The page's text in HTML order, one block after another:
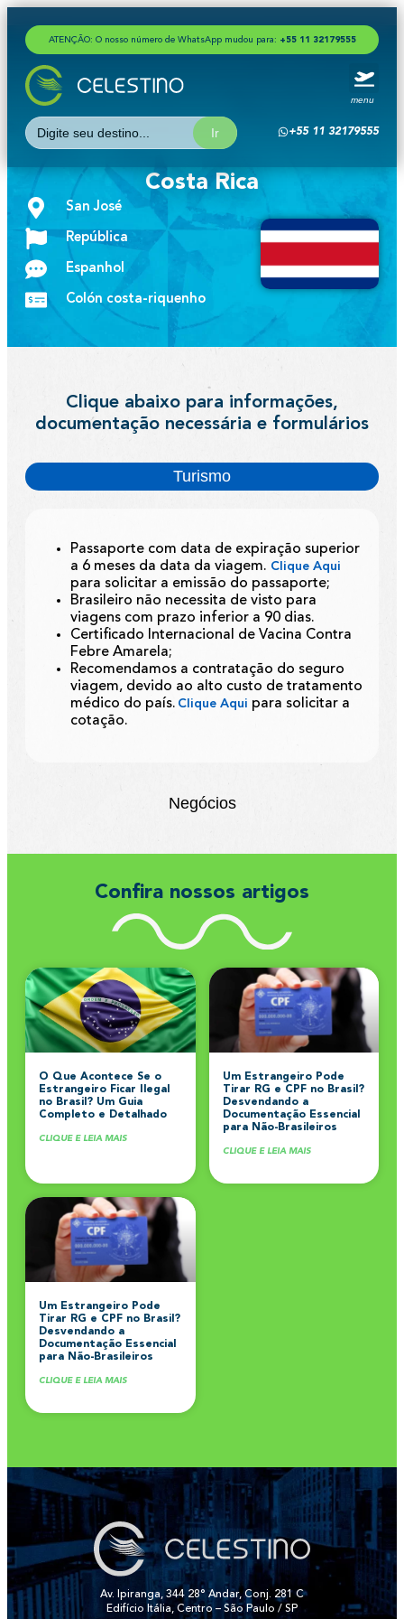
ATENÇÃO: O nosso número de WhatsApp mudou para: + 55 1 1 321 79555
menu
Search
for:
+55 11 32179555
Costa Rica
San José
República
Espanhol
Colón costa-riquenho
Clique abaixo para informações,
documentação necessária e formulários
Turismo
Negócios
Passaporte com data de expiração superior
a 6 meses da data da viagem. Clique Aqui
para solicitar a emissão do passaporte;
Brasileiro não necessita de visto para
viagens com prazo inferior a 90 dias.
Certificado Internacional de Vacina Contra
Febre Amarela;
Recomendamos a contratação do seguro
viagem, devido ao alto custo de tratamento
médico do país. Clique Aqui para solicitar a
cotação.
Confira nossos artigos
O Que Acontece Se o
Estrangeiro Ficar Ilegal
no Brasil? Um Guia
Completo e Detalhado
CLIQUE E LEIA MAIS
Um Estrangeiro Pode
Tirar RG e CPF no Brasil?
Desvendando a
Documentação Essencial
para Não-Brasileiros
CLIQUE E LEIA MAIS
Um Estrangeiro Pode
Tirar RG e CPF no Brasil?
Desvendando a
Documentação Essencial
para Não-Brasileiros
CLIQUE E LEIA MAIS
Av. Ipiranga, 344 28° Andar, Conj. 281 C
Edifício Itália, Centro – São Paulo / SP